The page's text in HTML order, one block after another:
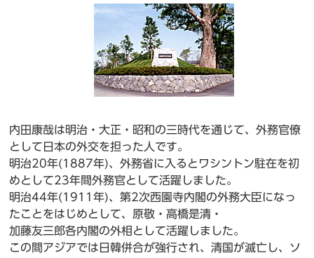
内田康哉は明治・大正・昭和の三時代を通じて、外務官僚
として日本の外交を担った人です。
明治20年(1887年)、外務省に入るとワシントン駐在を初
めとして23年間外務官として活躍しました。
明治44年(1911年)、第2次西園寺内閣の外務大臣になっ
たことをはじめとして、原敬・高橋是清・
加藤友三郎各内閣の外相として活躍しました。
この間アジアでは日韓併合が強行され、清国が滅亡し、ソ